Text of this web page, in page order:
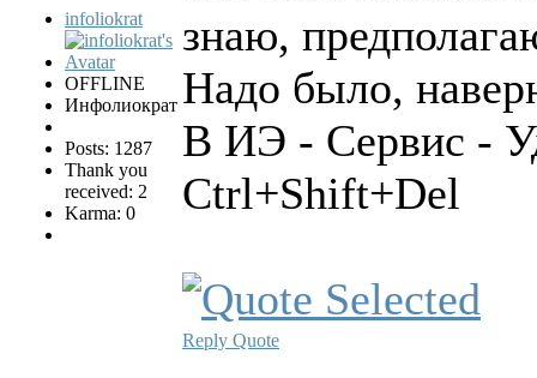
infoliokrat
OFFLINE
Инфолиократ
Posts: 1287
Thank you
received: 2
Karma: 0
знаю,
Надо было,
В ИЭ - Сервис -
Ctrl+Shift+Del
Reply Quote